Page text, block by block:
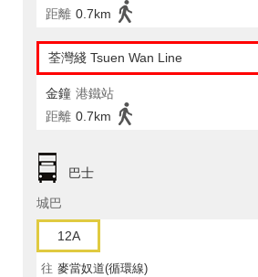
距離 0.7km
荃灣綫 Tsuen Wan Line
金鐘 港鐵站
距離 0.7km
巴士
城巴
12A
往 麥當奴道(循環線)